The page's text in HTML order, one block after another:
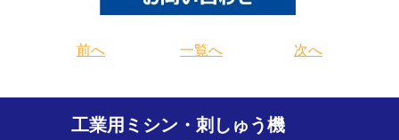
前へ 一覧へ 次へ
工業用ミシン・刺しゅう機